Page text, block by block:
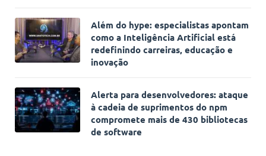
Além do hype: especialistas apontam
como a Inteligência Artificial está
redefinindo carreiras, educação e
inovação
Alerta para desenvolvedores: ataque
à cadeia de suprimentos do npm
compromete mais de 430 bibliotecas
de software